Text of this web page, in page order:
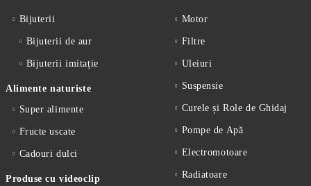
Bijuterii
Bijuterii de aur
Bijuterii imitație
Alimente naturiste
Super alimente
Fructe uscate
Cadouri dulci
Produse cu videoclip
Motor
Filtre
Uleiuri
Suspensie
Curele și Role de Ghidaj
Pompe de Apă
Electromotoare
Radiatoare